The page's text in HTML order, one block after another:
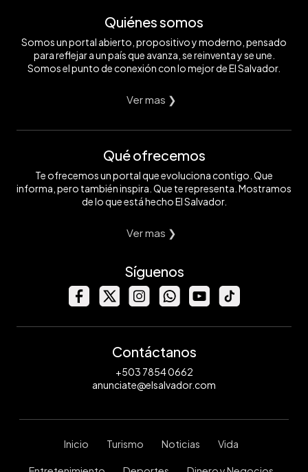
Quiénes somos
Somos un portal abierto, propositivo y moderno, pensado
para reflejar a un país que avanza, se reinventa y se une.
Somos el punto de conexión con lo mejor de El Salvador.
Ver mas ❯
Qué ofrecemos
Te ofrecemos un portal que evoluciona contigo. Que
informa, pero también inspira. Que te representa. Mostramos
de lo que está hecho El Salvador.
Ver mas ❯
Síguenos
Contáctanos
+503 7854 0662
anunciate@elsalvador.com
Inicio Turismo Noticias Vida